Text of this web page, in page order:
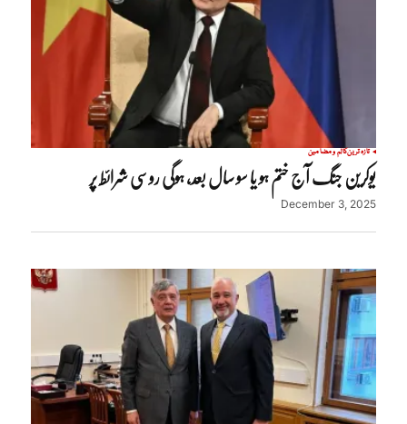
تازہ ترینکالم و مضامین
یوکرین جنگ آج ختم ہو یا سو سال بعد، ہوگی روسی شرائط پر
December 3, 2025